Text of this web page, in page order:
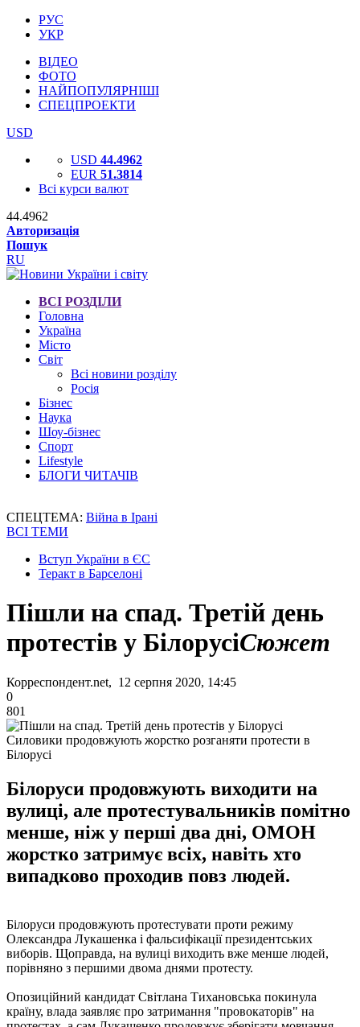
РУС
УКР
ВІДЕО
ФОТО
НАЙПОПУЛЯРНІШІ
СПЕЦПРОЕКТИ
USD
USD 44.4962
EUR 51.3814
Всі курси валют
44.4962
Авторизація
Пошук
RU
ВСІ РОЗДІЛИ
Головна
Україна
Місто
Світ
Всі новини розділу
Росія
Бізнес
Наука
Шоу-бізнес
Спорт
Lifestyle
БЛОГИ ЧИТАЧІВ
СПЕЦТЕМА: Війна в Ірані
ВСІ ТЕМИ
Вступ України в ЄС
Теракт в Барселоні
Пішли на спад. Третій день
протестів у БілорусіСюжет
Корреспондент.net, 12 серпня 2020, 14:45
0
801
Силовики продовжують жорстко розганяти протести в
Білорусі
Білоруси продовжують виходити на
вулиці, але протестувальників помітно
менше, ніж у перші два дні, ОМОН
жорстко затримує всіх, навіть хто
випадково проходив повз людей.
Білоруси продовжують протестувати проти режиму
Олександра Лукашенка і фальсифікації президентських
виборів. Щоправда, на вулиці виходить вже менше людей,
порівняно з першими двома днями протесту.
Опозиційний кандидат Світлана Тихановська покинула
країну, влада заявляє про затримання "провокаторів" на